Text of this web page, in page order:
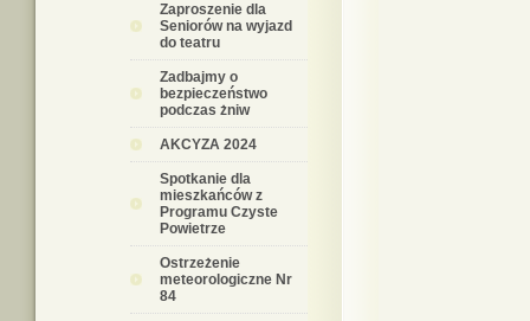
Zaproszenie dla
Seniorów na wyjazd
do teatru
Zadbajmy o
bezpieczeństwo
podczas żniw
AKCYZA 2024
Spotkanie dla
mieszkańców z
Programu Czyste
Powietrze
Ostrzeżenie
meteorologiczne Nr
84